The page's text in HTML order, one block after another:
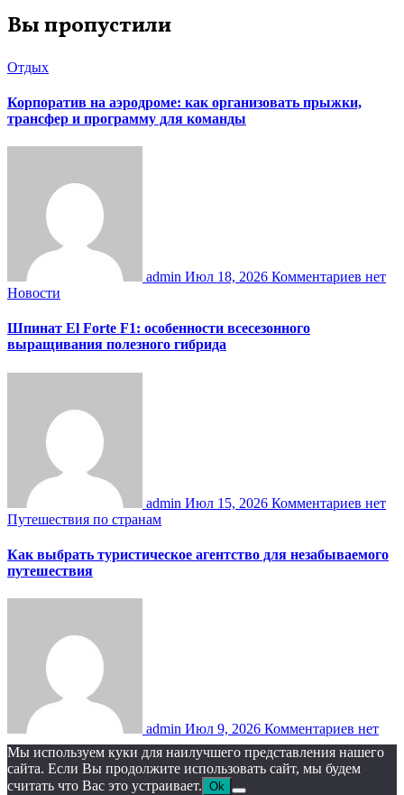
Вы пропустили
Отдых
Корпоратив на аэродроме: как организовать прыжки,
трансфер и программу для команды
admin Июл 18, 2026 Комментариев нет
Новости
Шпинат El Forte F1: особенности всесезонного
выращивания полезного гибрида
admin Июл 15, 2026 Комментариев нет
Путешествия по странам
Как выбрать туристическое агентство для незабываемого
путешествия
admin Июл 9, 2026 Комментариев нет
Мы используем куки для наилучшего представления нашего
сайта. Если Вы продолжите использовать сайт, мы будем
считать что Вас это устраивает. Ok